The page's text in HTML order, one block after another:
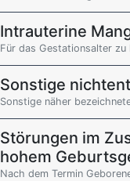
Intrauterine
Für das Gestationsalter
Sonstige
Sonstige näher
Störungen im
hohem
Nach dem Termin